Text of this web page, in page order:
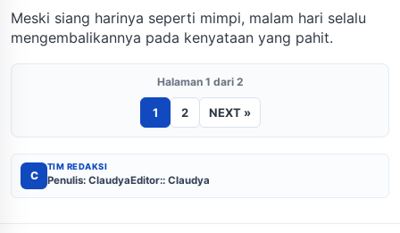
Meski siang harinya seperti mimpi, malam hari selalu
mengembalikannya pada kenyataan yang pahit.
Halaman 1 dari 2
1 2 NEXT »
C
TIM REDAKSI
Penulis: ClaudyaEditor:: Claudya